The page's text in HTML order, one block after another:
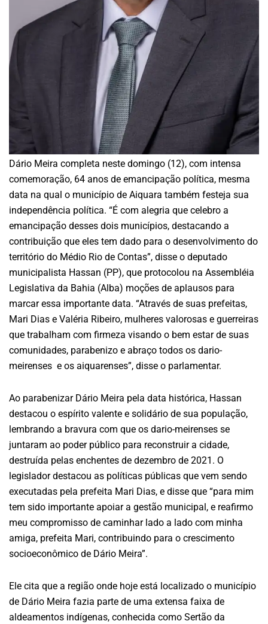
Dário Meira completa neste domingo (12), com intensa
comemoração, 64 anos de emancipação política, mesma
data na qual o município de Aiquara também festeja sua
independência política. “É com alegria que celebro a
emancipação desses dois municípios, destacando a
contribuição que eles tem dado para o desenvolvimento do
território do Médio Rio de Contas”, disse o deputado
municipalista Hassan (PP), que protocolou na Assembléia
Legislativa da Bahia (Alba) moções de aplausos para
marcar essa importante data. “Através de suas prefeitas,
Mari Dias e Valéria Ribeiro, mulheres valorosas e guerreiras
que trabalham com firmeza visando o bem estar de suas
comunidades, parabenizo e abraço todos os dario-
meirenses e os aiquarenses”, disse o parlamentar.
Ao parabenizar Dário Meira pela data histórica, Hassan
destacou o espírito valente e solidário de sua população,
lembrando a bravura com que os dario-meirenses se
juntaram ao poder público para reconstruir a cidade,
destruída pelas enchentes de dezembro de 2021. O
legislador destacou as políticas públicas que vem sendo
executadas pela prefeita Mari Dias, e disse que “para mim
tem sido importante apoiar a gestão municipal, e reafirmo
meu compromisso de caminhar lado a lado com minha
amiga, prefeita Mari, contribuindo para o crescimento
socioeconômico de Dário Meira”.
Ele cita que a região onde hoje está localizado o município
de Dário Meira fazia parte de uma extensa faixa de
aldeamentos indígenas, conhecida como Sertão da